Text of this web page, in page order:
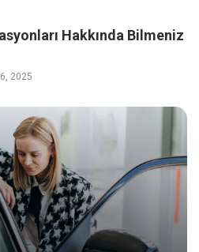
Hakkında Bilmeniz
2025